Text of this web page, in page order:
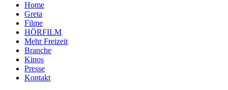
Home
Greta
Filme
HÖRFILM
Mehr Freizeit
Branche
Kinos
Presse
Kontakt